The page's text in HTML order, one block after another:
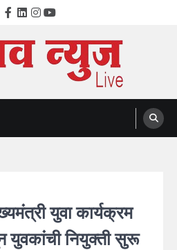
Facebook
LinkedIn
Instagram
YouTube
of Maharahstra
युवा कार्यक्रम
युवकांची नियुक्ती सुरू